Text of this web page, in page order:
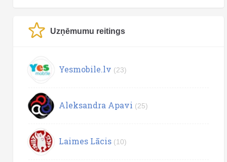
Uzņēmumu reitings
Yesmobile.lv (23)
Aleksandra Apavi (25)
Laimes Lācis (10)